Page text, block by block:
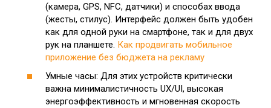
(камера, GPS, NFC, датчики) и способах ввода
(жесты, стилус). Интерфейс должен быть удобен
как для одной руки на смартфоне, так и для двух
рук на планшете. Как продвигать мобильное
приложение без бюджета на рекламу
Умные часы: Для этих устройств критически
важна минималистичность UX/UI, высокая
энергоэффективность и мгновенная скорость